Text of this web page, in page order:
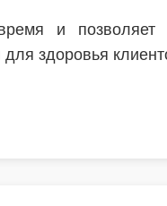
и позволяет
здоровья